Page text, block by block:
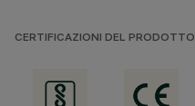
CERTIFICAZIONI DEL PRODOTTO